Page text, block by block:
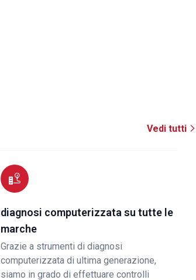
Vedi tutti
diagnosi computerizzata su tutte le
marche
Grazie a strumenti di diagnosi
computerizzata di ultima generazione,
siamo in grado di effettuare controlli